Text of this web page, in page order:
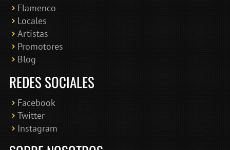
Flamenco
Locales
Artistas
Promotores
Blog
REDES SOCIALES
Facebook
Twitter
Instagram